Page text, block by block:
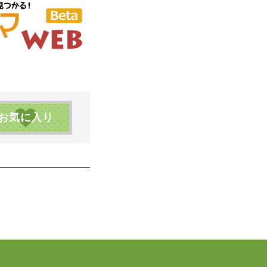
気に入り